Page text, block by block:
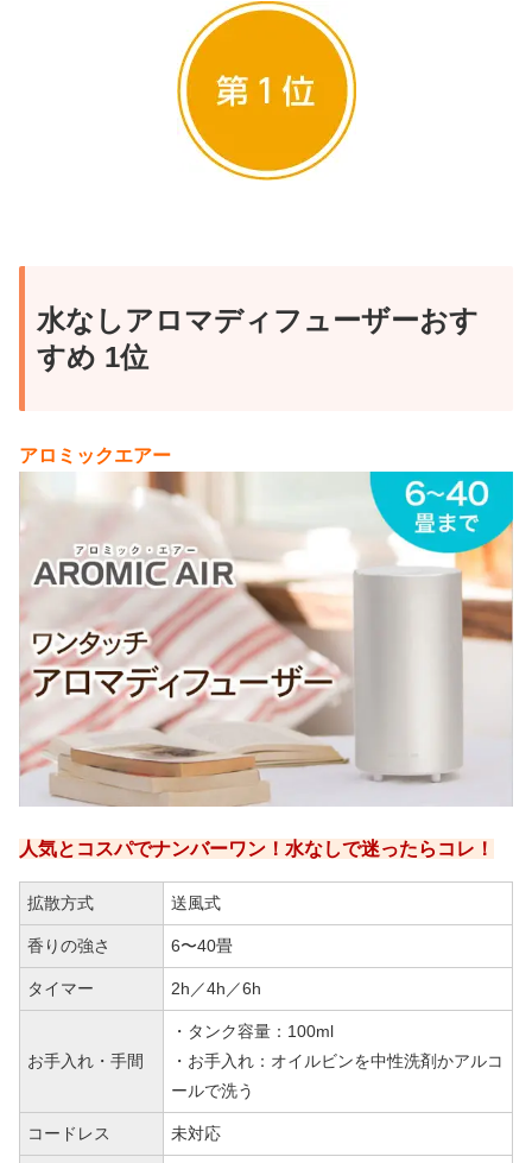
エッセンシャルオイルを購入して、専用のビンに移し
替えたりする機種もありますが、それに比べると手間
が少なくラクラクですよ(^^)
もし生活の木のアロマを使いたい！という場合は、ア
ロモアウッドを選びましょう！
ッセンシャルオイルが無料でついてきます。
オイルは1本2,000円近くするので、これはかなりオト
クですね！
↓↓↓
水なしアロマディフューザーおす
すめ 1位
アロミックエアー
人気とコスパでナンバーワン！水なしで迷ったらコレ！
拡散方式 送風式
香りの強さ 6〜40畳
タイマー 2h／4h／6h
お手入れ・手間
・タンク容量：100ml
・お手入れ：オイルビンを中性洗剤かアルコ
ールで洗う
コードレス 未対応